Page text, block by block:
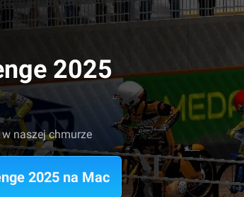
2025
naszej chmurze
2025 na Mac